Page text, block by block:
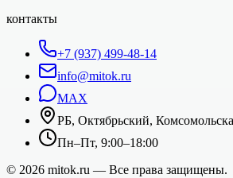
контакты
+7 (937) 499-48-14
info@mitok.ru
MAX
РБ, Октябрьский,
Пн–Пт, 9:00–18:00
© 2026 mitok.ru — Все права защищены.